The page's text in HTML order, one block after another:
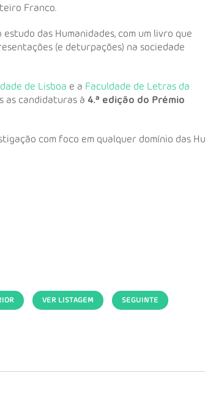
Franco.
das Humanidades, com um livro que
(e deturpações) na sociedade
de Lisboa e a Faculdade de Letras da
as candidaturas à 4.ª edição do Prémio
com foco em qualquer domínio das
VER LISTAGEM SEGUINTE